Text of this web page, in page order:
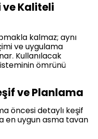
ve Kaliteli
kalmaz; aynı
ve uygulama
Kullanılacak
ömrünü
ve Planlama
öncesi detaylı keşif
en uygun asma tavan